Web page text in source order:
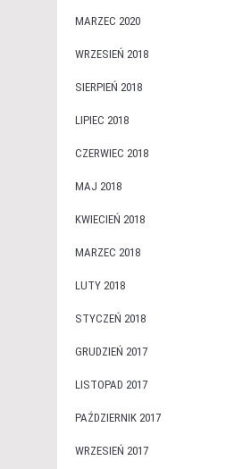
MARZEC 2020
WRZESIEŃ 2018
SIERPIEŃ 2018
LIPIEC 2018
CZERWIEC 2018
MAJ 2018
KWIECIEŃ 2018
MARZEC 2018
LUTY 2018
STYCZEŃ 2018
GRUDZIEŃ 2017
LISTOPAD 2017
PAŹDZIERNIK 2017
WRZESIEŃ 2017